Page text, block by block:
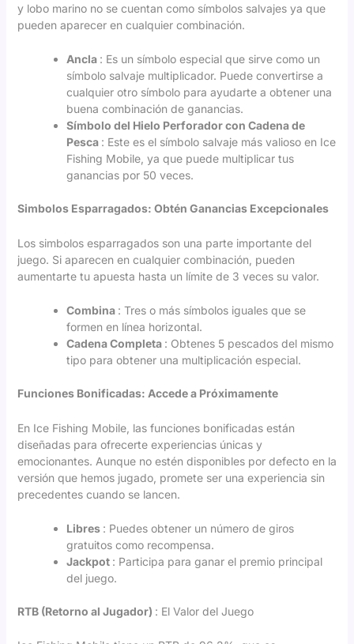
y lobo marino no se cuentan como símbolos salvajes ya que
pueden aparecer en cualquier combinación.
Ancla : Es un símbolo especial que sirve como un
símbolo salvaje multiplicador. Puede convertirse a
cualquier otro símbolo para ayudarte a obtener una
buena combinación de ganancias.
Símbolo del Hielo Perforador con Cadena de
Pesca : Este es el símbolo salvaje más valioso en Ice
Fishing Mobile, ya que puede multiplicar tus
ganancias por 50 veces.
Simbolos Esparragados: Obtén Ganancias Excepcionales
Los simbolos esparragados son una parte importante del
juego. Si aparecen en cualquier combinación, pueden
aumentarte tu apuesta hasta un límite de 3 veces su valor.
Combina : Tres o más símbolos iguales que se
formen en línea horizontal.
Cadena Completa : Obtenes 5 pescados del mismo
tipo para obtener una multiplicación especial.
Funciones Bonificadas: Accede a Próximamente
En Ice Fishing Mobile, las funciones bonificadas están
diseñadas para ofrecerte experiencias únicas y
emocionantes. Aunque no estén disponibles por defecto en la
versión que hemos jugado, promete ser una experiencia sin
precedentes cuando se lancen.
Libres : Puedes obtener un número de giros
gratuitos como recompensa.
Jackpot : Participa para ganar el premio principal
del juego.
RTB (Retorno al Jugador) : El Valor del Juego